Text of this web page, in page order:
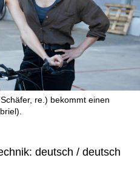
re.) bekommt einen
deutsch / deutsch